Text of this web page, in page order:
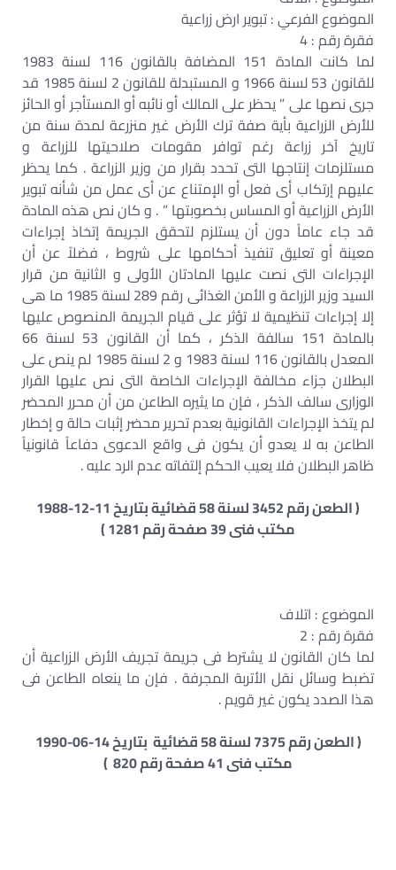
الموضوع الفرعي : تبوير ارض زراعية
فقرة رقم : 4
لما كانت المادة 151 المضافة بالقانون 116 لسنة 1983
للقانون 53 لسنة 1966 و المستبدلة للقانون 2 لسنة 1985 قد
جرى نصها على ” يحظر على المالك أو نائبه أو المستأجر أو الحائز
للأرض الزراعية بأية صفة ترك الأرض غير منزرعة لمدة سنة من
تاريخ آخر زراعة رغم توافر مقومات صلاحيتها للزراعة و
مستلزمات إنتاجها التى تحدد بقرار من وزير الزراعة . كما يحظر
عليهم إرتكاب أى فعل أو الإمتناع عن أى عمل من شأنه تبوير
الأرض الزراعية أو المساس بخصوبتها ” . و كان نص هذه المادة
قد جاء عاماً دون أن يستلزم لتحقق الجريمة إتخاذ إجراءات
معينة أو تعليق تنفيذ أحكامها على شروط ، فضلاً عن أن
الإجراءات التى نصت عليها المادتان الأولى و الثانية من قرار
السيد وزير الزراعة و الأمن الغذائى رقم 289 لسنة 1985 ما هى
إلا إجراءات تنظيمية لا تؤثر على قيام الجريمة المنصوص عليها
بالمادة 151 سالفة الذكر ، كما أن القانون 53 لسنة 66
المعدل بالقانون 116 لسنة 1983 و 2 لسنة 1985 لم ينص على
البطلان جزاء مخالفة الإجراءات الخاصة التى نص عليها القرار
الوزارى سالف الذكر ، فإن ما يثيره الطاعن من أن محرر المحضر
لم يتخذ الإجراءات القانونية بعدم تحرير محضر إثبات حالة و إخطار
الطاعن به لا يعدو أن يكون فى واقع الدعوى دفاعاً قانونياً
ظاهر البطلان فلا يعيب الحكم إلتفاته عدم الرد عليه .
( الطعن رقم 3452 لسنة 58 قضائية بتاريخ 11-12-1988
مكتب فنى 39 صفحة رقم 1281 )
الموضوع : اتلاف
فقرة رقم : 2
لما كان القانون لا يشترط فى جريمة تجريف الأرض الزراعية أن
تضبط وسائل نقل الأتربة المجرفة . فإن ما ينعاه الطاعن فى
هذا الصدد يكون غير قويم .
( الطعن رقم 7375 لسنة 58 قضائية بتاريخ 14-06-1990
مكتب فنى 41 صفحة رقم 820 )